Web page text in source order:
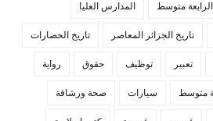
الرابعة متوسط المدارس العليا
تاريخ الجزائر المعاصر تاريخ الحضارات
تعبير توظيف حقوق رواية
متوسط سيارات صحة ورشاقة